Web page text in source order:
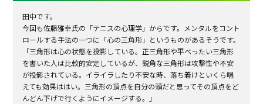
田中です。
今回も佐藤雅幸氏の「テニスの心理学」からです。メンタルをコント
ロールする手法の一つに「心の三角形」というものがあるそうです。
「三角形は心の状態を投影している。正三角形や平べったい三角形
を書いた人は比較的安定しているが、鋭角な三角形は攻撃性や不安
が投影されている。イライラしたり不安な時、落ち着けといくら唱
えても効果ははい。三角形の頂点を自分の頭だと思ってその頂点をど
んどん下げで行くようにイメージする。」